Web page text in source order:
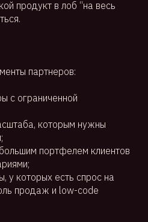
продукт в лоб “на весь
партнеров:
с ограниченной
которым нужны
портфелем клиентов
у которых есть спрос на
продаж и low-code